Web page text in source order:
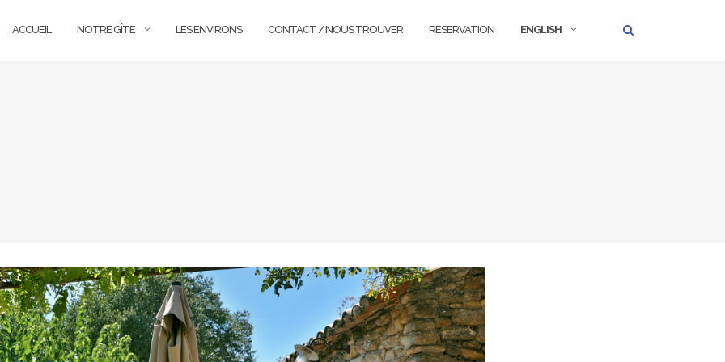
ACCUEIL NOTRE GÎTE LES ENVIRONS CONTACT / NOUS TROUVER RESERVATION ENGLISH